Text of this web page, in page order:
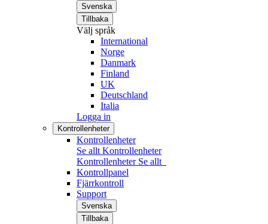
Svenska
Tillbaka
Välj språk
International
Norge
Danmark
Finland
UK
Deutschland
Italia
Logga in
Kontrollenheter
Kontrollenheter
Se allt Kontrollenheter
Kontrollenheter Se allt
Kontrollpanel
Fjärrkontroll
Support
Svenska
Tillbaka